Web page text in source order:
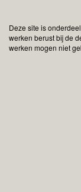
Deze site is
werken berust bij de
werken mogen niet